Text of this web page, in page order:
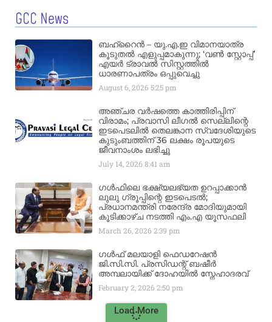
GCC News
ബഹ്‌റൈൻ – യു.എ.ഇ വിമാനയാത്ര
കൂടുതൽ എളുപ്പമാകുന്നു; ‘വൺ സ്റ്റോപ്പ്’
എയർ ട്രാവൽ സിസ്റ്റത്തിൽ
ധാരണാപത്രം ഒപ്പുവെച്ചു
August 6, 20265:25 pm
അഞ്ചര വർഷത്തെ കാത്തിരിപ്പിന്
വിരാമം; പ്രവാസി ലീഗൽ സെല്ലിന്റെ
ഇടപെടലിൽ തെലങ്കാന സ്വദേശിയുടെ
കുടുംബത്തിന് 36 ലക്ഷം രൂപയുടെ
ജീവനാംശം ലഭിച്ചു
July 14, 20268:41 am
ഗൾഫിലെ ഭക്ഷ്യലഭ്യത ഉറപ്പാക്കാൻ
ലുലു ഗ്രൂപ്പിന്റെ ഇടപെടൽ;
പ്രധാനമന്ത്രി നരേന്ദ്ര മോദിയുമായി
കൂടിക്കാഴ്ച നടത്തി എം.എ യൂസഫലി
March 26, 20262:39 pm
ഗൾഫ് മലയാളി ഫെഡറേഷൻ
ജി.സി.സി. പ്രസിഡന്റ് ബഷീർ
അമ്പലായിക്ക് ദോഹയിൽ സ്നേഹാദരവ്
February 2, 20262:50 pm
Load More